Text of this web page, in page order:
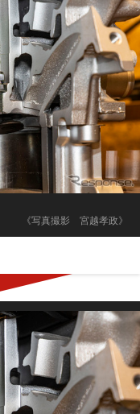
《写真撮影 宮越孝政》